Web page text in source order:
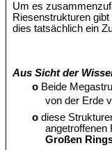
Um es
Riesenstrukturen
dies tatsächlich ein
Aus Sicht der
o Beide
von der Erde
o diese
angetroffenen
Großen